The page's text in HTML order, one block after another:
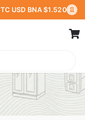
TC USD BNA $1.520